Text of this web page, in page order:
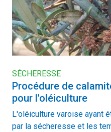
SÉCHERESSE
Procédure de
pour l'oléiculture
L'oléiculture varoise ayant
par la sécheresse et les